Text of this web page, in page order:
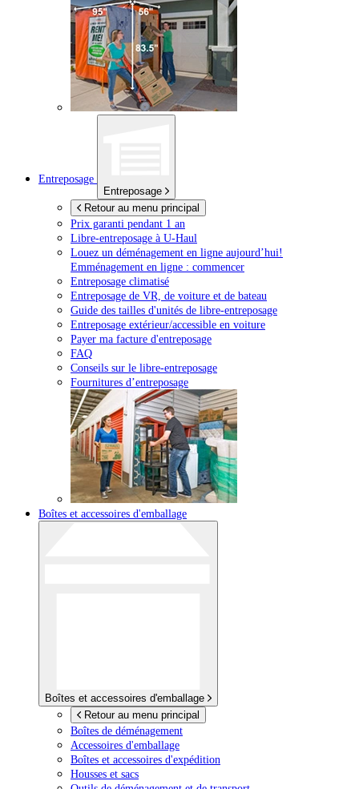
Entreposage
Entreposage
Retour au menu principal
Prix garanti pendant 1 an
Libre-entreposage à U-Haul
Louez un déménagement en ligne aujourd’hui!
Emménagement en ligne : commencer
Entreposage climatisé
Entreposage de VR, de voiture et de bateau
Guide des tailles d'unités de libre-entreposage
Entreposage extérieur/accessible en voiture
Payer ma facture d'entreposage
FAQ
Conseils sur le libre-entreposage
Fournitures d’entreposage
Boîtes et accessoires d'emballage
Boîtes et accessoires d'emballage
Retour au menu principal
Boîtes de déménagement
Accessoires d'emballage
Boîtes et accessoires d'expédition
Housses et sacs